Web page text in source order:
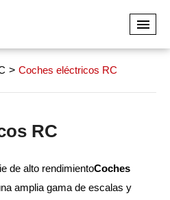
Coches eléctricos RC
RC
de alto rendimientoCoches
amplia gama de escalas y